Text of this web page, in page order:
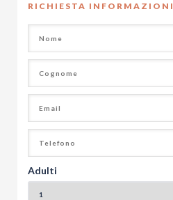
RICHIESTA INFORMAZIONI
Adulti